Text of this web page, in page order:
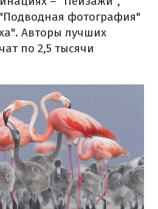
фотография"
Авторы лучших
по 2,5 тысячи